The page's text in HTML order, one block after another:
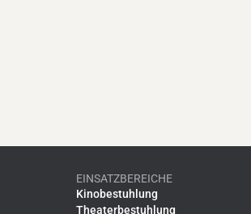
EINSATZBEREICHE
Kinobestuhlung
Theaterbestuhlung